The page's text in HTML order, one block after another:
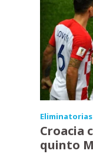
Eliminatorias
Croacia
quinto